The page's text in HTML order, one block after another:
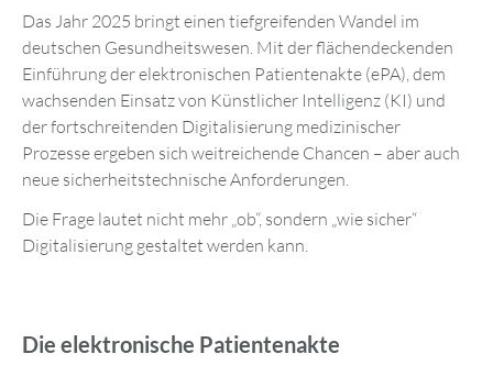
Das Jahr 2025 bringt einen tiefgreifenden Wandel im
deutschen Gesundheitswesen. Mit der flächendeckenden
Einführung der elektronischen Patientenakte (ePA), dem
wachsenden Einsatz von Künstlicher Intelligenz (KI) und
der fortschreitenden Digitalisierung medizinischer
Prozesse ergeben sich weitreichende Chancen – aber auch
neue sicherheitstechnische Anforderungen.
Die Frage lautet nicht mehr „ob“, sondern „wie sicher“
Digitalisierung gestaltet werden kann.
Die elektronische Patientenakte